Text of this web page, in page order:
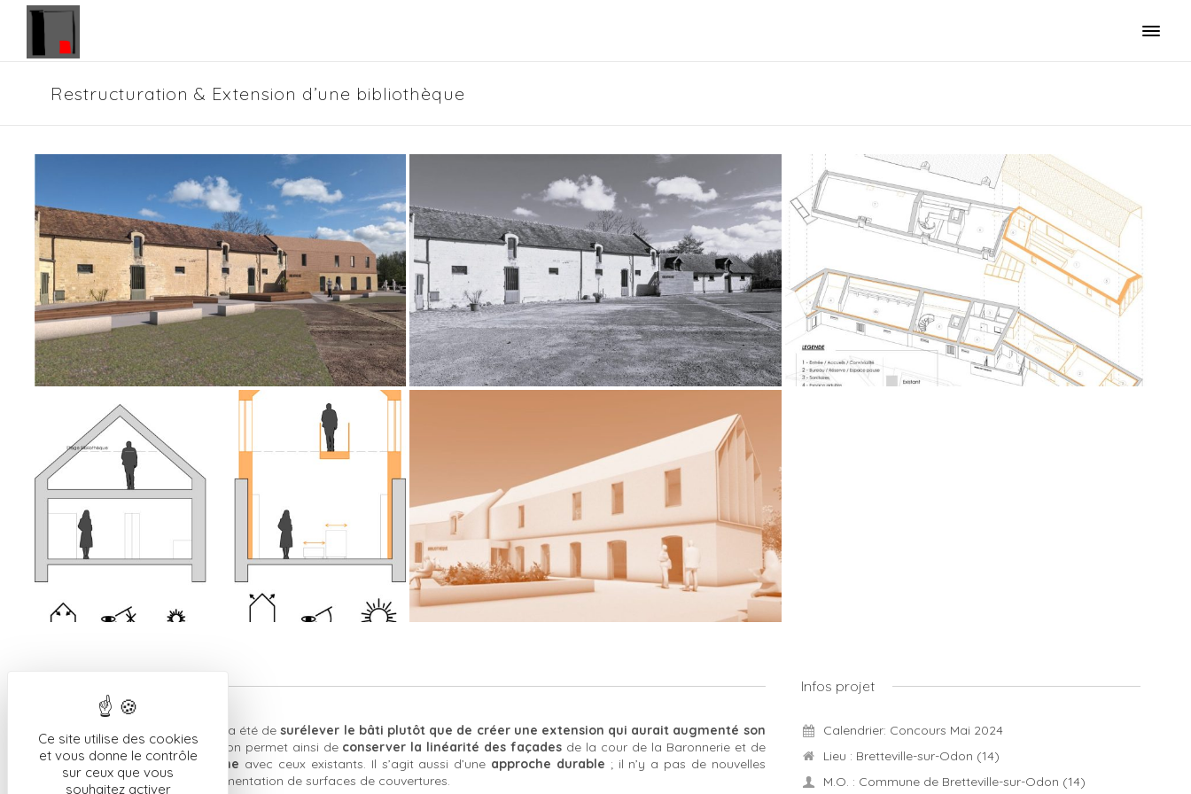
Panneau de gestion des cookies
Ce site utilise des cookies
et vous donne le contrôle
sur ceux que vous
souhaitez activer
Restructuration & Extension d’une bibliothèque
Pour ce projet, notre réponse a été desurélever le bâti plutôt que de créer une extension qui aurait augmenté son
emprise au sol. La surélévation permet ainsi de conserver la linéarité des façades de la cour de la Baronnerie et de
rattacher
le nouveau volume avec ceux existants. Il s’agit aussi d’une approche durable ; il n’y a pas de nouvelles
zones imperméables ni d’augmentation de surfaces de couvertures.
Infos projet
Calendrier: Concours Mai 2024
Lieu : Bretteville-sur-Odon (14)
M.O. : Commune de Bretteville-sur-Odon (14)